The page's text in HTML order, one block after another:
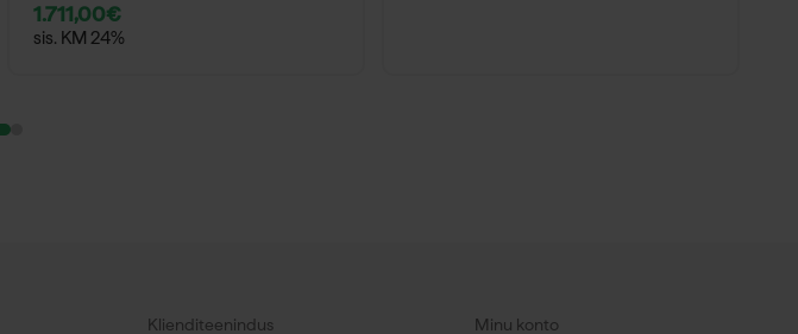
1.711,00€
sis. KM 24%
Klienditeenindus Minu konto